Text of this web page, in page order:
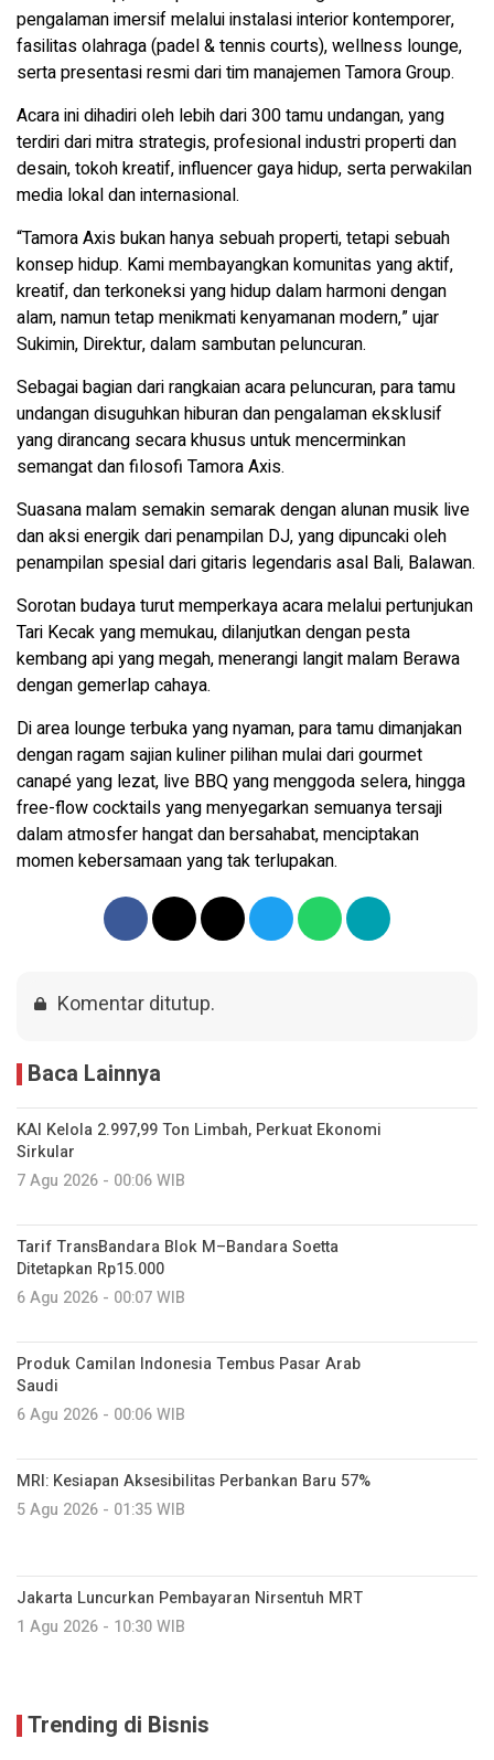
pengalaman imersif melalui instalasi interior kontemporer,
fasilitas olahraga (padel & tennis courts), wellness lounge,
serta presentasi resmi dari tim manajemen Tamora Group.
Acara ini dihadiri oleh lebih dari 300 tamu undangan, yang
terdiri dari mitra strategis, profesional industri properti dan
desain, tokoh kreatif, influencer gaya hidup, serta perwakilan
media lokal dan internasional.
“Tamora Axis bukan hanya sebuah properti, tetapi sebuah
konsep hidup. Kami membayangkan komunitas yang aktif,
kreatif, dan terkoneksi yang hidup dalam harmoni dengan
alam, namun tetap menikmati kenyamanan modern,” ujar
Sukimin, Direktur, dalam sambutan peluncuran.
Sebagai bagian dari rangkaian acara peluncuran, para tamu
undangan disuguhkan hiburan dan pengalaman eksklusif
yang dirancang secara khusus untuk mencerminkan
semangat dan filosofi Tamora Axis.
Suasana malam semakin semarak dengan alunan musik live
dan aksi energik dari penampilan DJ, yang dipuncaki oleh
penampilan spesial dari gitaris legendaris asal Bali, Balawan.
Sorotan budaya turut memperkaya acara melalui pertunjukan
Tari Kecak yang memukau, dilanjutkan dengan pesta
kembang api yang megah, menerangi langit malam Berawa
dengan gemerlap cahaya.
Di area lounge terbuka yang nyaman, para tamu dimanjakan
dengan ragam sajian kuliner pilihan mulai dari gourmet
canapé yang lezat, live BBQ yang menggoda selera, hingga
free-flow cocktails yang menyegarkan semuanya tersaji
dalam atmosfer hangat dan bersahabat, menciptakan
momen kebersamaan yang tak terlupakan.
Komentar ditutup.
Baca Lainnya
KAI Kelola 2.997,99 Ton Limbah, Perkuat Ekonomi
Sirkular
7 Agu 2026 - 00:06 WIB
Tarif TransBandara Blok M–Bandara Soetta
Ditetapkan Rp15.000
6 Agu 2026 - 00:07 WIB
Produk Camilan Indonesia Tembus Pasar Arab
Saudi
6 Agu 2026 - 00:06 WIB
MRI: Kesiapan Aksesibilitas Perbankan Baru 57%
5 Agu 2026 - 01:35 WIB
Jakarta Luncurkan Pembayaran Nirsentuh MRT
1 Agu 2026 - 10:30 WIB
Trending di Bisnis